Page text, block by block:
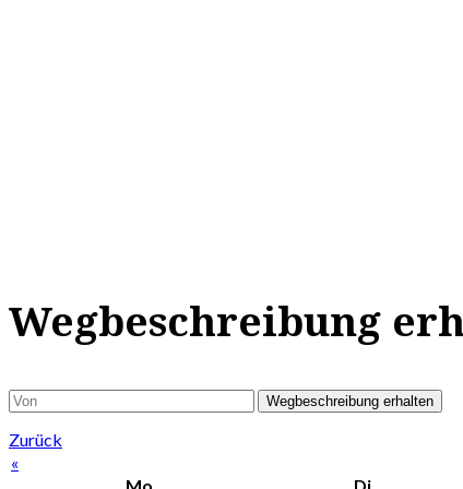
Wegbeschreibung
Wegbeschreibung erhalten
Zurück
«